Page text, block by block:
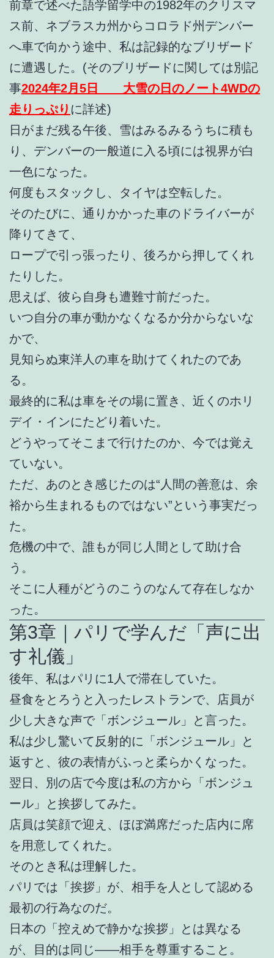
前章で述べた語学留学中の1982年のクリスマ
ス前、ネブラスカ州からコロラド州デンバー
へ車で向かう途中、私は記録的なブリザード
に遭遇した。(そのブリザードに関しては別記
事2024年2月5日 大雪の日のノート4WDの
走りっぷり に詳述)
日がまだ残る午後、雪はみるみるうちに積も
り、デンバーの一般道に入る頃には視界が白
一色になった。
何度もスタックし、タイヤは空転した。
そのたびに、通りかかった車のドライバーが
降りてきて、
ロープで引っ張ったり、後ろから押してくれ
たりした。
思えば、彼ら自身も遭難寸前だった。
いつ自分の車が動かなくなるか分からないな
かで、
見知らぬ東洋人の車を助けてくれたのであ
る。
最終的に私は車をその場に置き、近くのホリ
デイ・インにたどり着いた。
どうやってそこまで行けたのか、今では覚え
ていない。
ただ、あのとき感じたのは“人間の善意は、余
裕から生まれるものではない”という事実だっ
た。
危機の中で、誰もが同じ人間として助け合
う。
そこに人種がどうのこうのなんて存在しなか
った。
第3章｜パリで学んだ「声に出
す礼儀」
後年、私はパリに1人で滞在していた。
昼食をとろうと入ったレストランで、店員が
少し大きな声で「ボンジュール」と言った。
私は少し驚いて反射的に「ボンジュール」と
返すと、彼の表情がふっと柔らかくなった。
翌日、別の店で今度は私の方から「ボンジュ
ール」と挨拶してみた。
店員は笑顔で迎え、ほぼ満席だった店内に席
を用意してくれた。
そのとき私は理解した。
パリでは「挨拶」が、相手を人として認める
最初の行為なのだ。
日本の「控えめで静かな挨拶」とは異なる
が、目的は同じ――相手を尊重すること。